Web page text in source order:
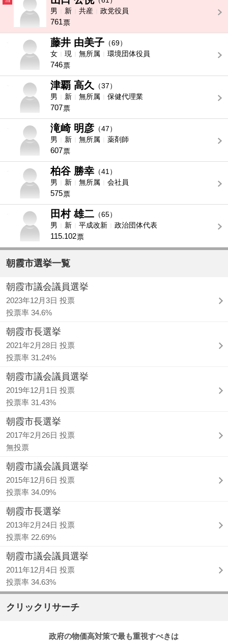
男
新 共産 政党役員
761票
藤井 由美子 （69）
女
現 無所属 環境団体役員
746票
津覇 高久
（37）
男
新 無所属 保健代理業
707票
滝崎 明彦 （47）
男
新 無所属 薬剤師
607票
柏谷 勝幸 （41）
男
新 無所属 会社員
575票
田村 雄二 （65）
男
新 平成改新 政治団体代表
115.102票
朝霞市選挙一覧
朝霞市議会議員選挙
2023年12月3日 投票
投票率 34.6%
朝霞市長選挙
2021年2月28日 投票
投票率 31.24%
朝霞市議会議員選挙
2019年12月1日 投票
投票率 31.43%
朝霞市長選挙
2017年2月26日 投票
無投票
朝霞市議会議員選挙
2015年12月6日 投票
投票率 34.09%
朝霞市長選挙
2013年2月24日 投票
投票率 22.69%
朝霞市議会議員選挙
2011年12月4日 投票
投票率 34.63%
クリックリサーチ
政府の物価高対策で最も重視すべきは